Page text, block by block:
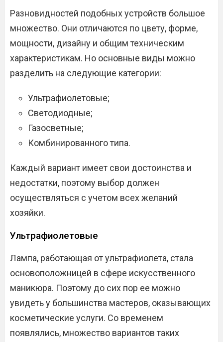
Разновидностей подобных устройств большое
множество. Они отличаются по цвету, форме,
мощности, дизайну и общим техническим
характеристикам. Но основные виды можно
разделить на следующие категории:
Ультрафиолетовые;
Светодиодные;
Газосветные;
Комбинированного типа.
Каждый вариант имеет свои достоинства и
недостатки, поэтому выбор должен
осуществляться с учетом всех желаний
хозяйки.
Ультрафиолетовые
Лампа, работающая от ультрафиолета, стала
основоположницей в сфере искусственного
маникюра. Поэтому до сих пор ее можно
увидеть у большинства мастеров, оказывающих
косметические услуги. Со временем
появлялись, множество вариантов таких